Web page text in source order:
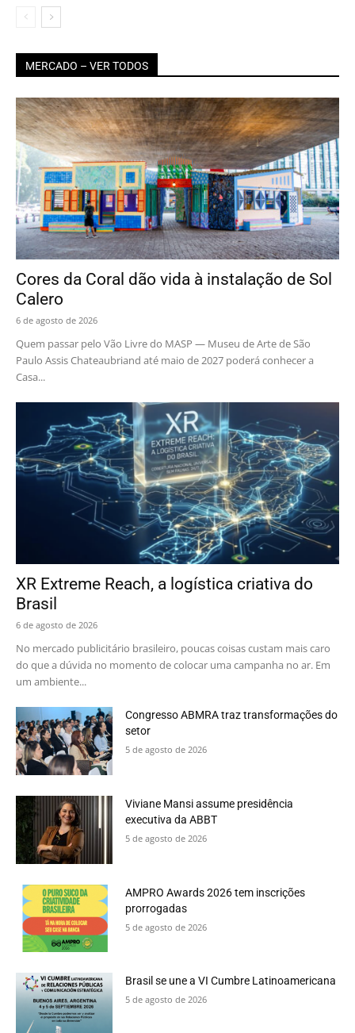
MERCADO – VER TODOS
Cores da Coral dão vida à instalação de Sol
Calero
6 de agosto de 2026
Quem passar pelo Vão Livre do MASP — Museu de Arte de São
Paulo Assis Chateaubriand até maio de 2027 poderá conhecer a
Casa...
XR Extreme Reach, a logística criativa do
Brasil
6 de agosto de 2026
No mercado publicitário brasileiro, poucas coisas custam mais caro
do que a dúvida no momento de colocar uma campanha no ar. Em
um ambiente...
Congresso ABMRA traz transformações do
setor
5 de agosto de 2026
Viviane Mansi assume presidência
executiva da ABBT
5 de agosto de 2026
AMPRO Awards 2026 tem inscrições
prorrogadas
5 de agosto de 2026
Brasil se une a VI Cumbre Latinoamericana
5 de agosto de 2026